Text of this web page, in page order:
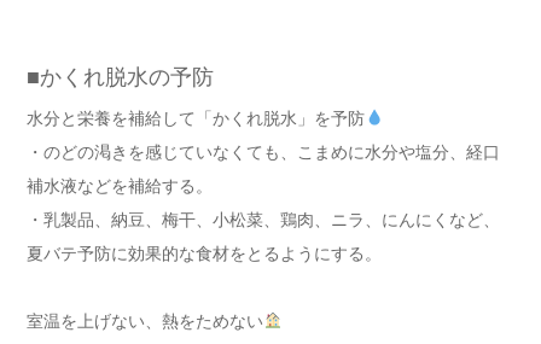
■かくれ脱水の予防
水分と栄養を補給して「かくれ脱水」を予防
・のどの渇きを感じていなくても、こまめに水分や塩分、経口
補水液などを補給する。
・乳製品、納豆、梅干、小松菜、鶏肉、ニラ、にんにくなど、
夏バテ予防に効果的な食材をとるようにする。
室温を上げない、熱をためない